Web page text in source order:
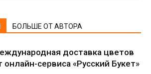
БОЛЬШЕ ОТ АВТОРА
доставка цветов
онлайн-сервиса «Русский Букет»